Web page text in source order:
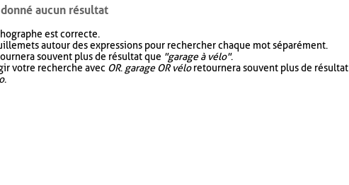
aucun résultat
est correcte.
autour des expressions pour rechercher chaque mot séparément.
souvent plus de résultat que "garage à vélo".
votre recherche avec OR. garage OR véloretournera souvent plus de résultat
.